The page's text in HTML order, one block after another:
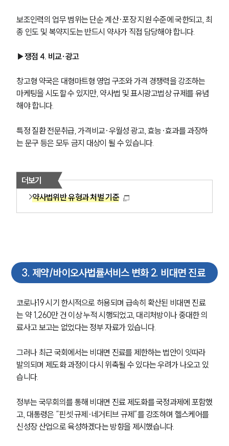
보조인력의 업무 범위는 단순 계산·포장 지원 수준에 국한되고, 최
종 인도 및 복약지도는 반드시 약사가 직접 담당해야 합니다.
▶쟁점 4. 비교∙광고
창고형 약국은 대형마트형 영업 구조와 가격 경쟁력을 강조하는
마케팅을 시도할 수 있지만, 약사법 및 표시광고법상 규제를 유념
해야 합니다.
특정 질환 전문취급, 가격비교·우월성 광고, 효능·효과를 과장하
는 문구 등은 모두 금지 대상이 될 수 있습니다.
더보기
약사법위반 유형과 처벌 기준
3. 제약/바이오사법률서비스 변화 2. 비대면 진료
코로나19 시기 한시적으로 허용되며 급속히 확산된 비대면 진료
는 약 1,260만 건 이상 누적 시행되었고, 대리처방이나 중대한 의
료사고 보고는 없었다는 정부 자료가 있습니다.
그러나 최근 국회에서는 비대면 진료를 제한하는 법안이 잇따라
발의되며 제도화 과정이 다시 위축될 수 있다는 우려가 나오고 있
습니다.
정부는 국무회의를 통해 비대면 진료 제도화를 국정과제에 포함했
고, 대통령은 “핀셋 규제·네거티브 규제”를 강조하며 헬스케어를
신성장 산업으로 육성하겠다는 방향을 제시했습니다.